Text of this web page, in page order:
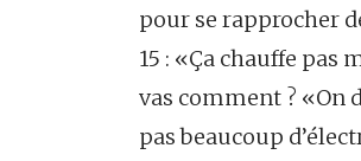
pour se rapprocher
15 : «Ça chauffe pas
vas comment ? «On
pas beaucoup